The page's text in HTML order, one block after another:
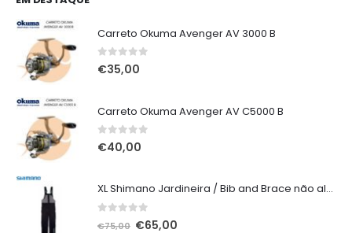
Carreto Okuma Avenger AV 3000 B
0out of 5
€35,00
Carreto Okuma Avenger AV C5000 B
0out of 5
€40,00
XL Shimano Jardineira / Bib and Brace não alcochoada preta
out of 5
€75,00 O
€65,00